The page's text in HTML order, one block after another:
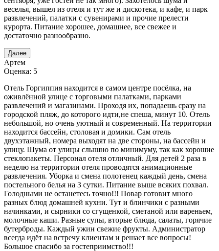
веселья, вышел из отеля и тут же и дискотека, и кафе, и парк
развлечений, палатки с сувенирами и прочие прелести
курорта. Питание хорошее, домашнее, все свежее и
достаточно разнообразно.
Далее
Артем
Оценка: 5
Отель Горгиппия находится в самом центре посёлка, на
оживлённой улице с торговыми палатками, парками
развлечений и магазинами. Проходя их, попадаешь сразу на
городской пляж, до которого идти,не спеша, минут 10. Отель
небольшой, но очень уютный и современный. На территории
находится бассейн, столовая и домики. Сам отель
двухэтажный, номера выходят на две стороны, на бассейн и
улицу. Шума от улицы слышно по минимуму, так как хорошие
стеклопакеты. Персонал отеля отличный. Для детей 2 раза в
неделю на территории отеля проводятся анимационные
развлечения. Уборка и смена полотенец каждый день, смена
постельного белья на 3 сутки. Питание выше всяких похвал.
Голодными не останетесь точно!!! Повар готовит много
разных блюд домашней кухни. Тут и блинчики с разными
начинками, и сырники со сгущенкой, сметаной или вареньем,
молочные каши. Разные супы, вторые блюда, салаты, горячие
бутерброды. Каждый ужин свежие фрукты. Администратор
всегда идёт на встречу клиентам и решает все вопросы!
Большое спасибо за гостеприимство!!!